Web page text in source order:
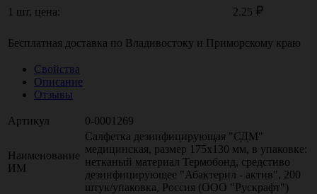
1 шт, цена: 2.25
Бесплатная доставка по Владивостоку и Приморскому краю
Свойства
Описание
Отзывы
Артикул 0-0001269
Наименование
ИМ
Салфетка дезинфицирующая "СДМ"
медицинская, размер 175х130 мм, в упаковке:
нетканый материал Термобонд, средстиво
дезинфицирующее "Абактерил - актив", 200
штук/упаковка, Россия (ООО "Рускрафт")